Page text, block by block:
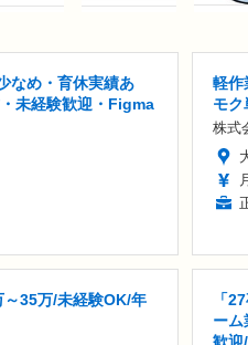
なめ・育休実績あ
未経験歓迎・Figma
軽作
モク
株式
～35万/未経験OK/年
「
ーム